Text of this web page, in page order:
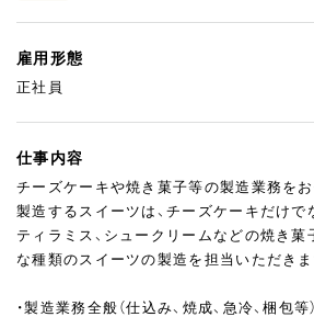
雇用形態
正社員
仕事内容
チーズケーキや焼き菓子等の製造業務をお
製造するスイーツは、チーズケーキだけで
ティラミス、シュークリームなどの焼き菓
な種類のスイーツの製造を担当いただきま
・製造業務全般（仕込み、焼成、急冷、梱包等）